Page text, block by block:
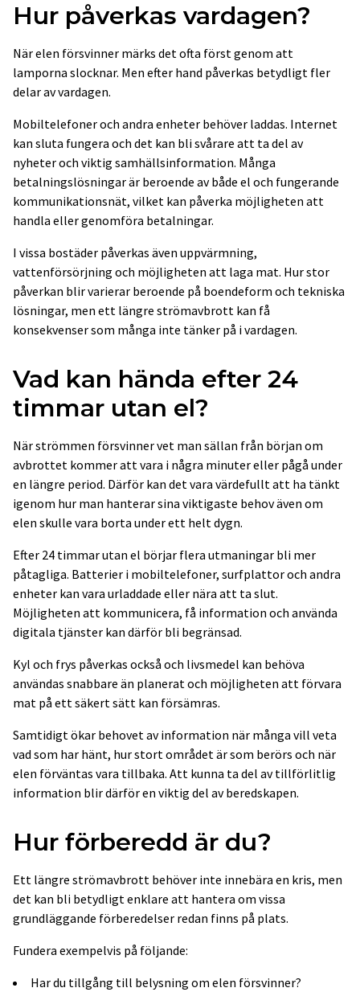
Hur påverkas vardagen?
När elen försvinner märks det ofta först genom att
lamporna slocknar. Men efter hand påverkas betydligt fler
delar av vardagen.
Mobiltelefoner och andra enheter behöver laddas. Internet
kan sluta fungera och det kan bli svårare att ta del av
nyheter och viktig samhällsinformation. Många
betalningslösningar är beroende av både el och fungerande
kommunikationsnät, vilket kan påverka möjligheten att
handla eller genomföra betalningar.
I vissa bostäder påverkas även uppvärmning,
vattenförsörjning och möjligheten att laga mat. Hur stor
påverkan blir varierar beroende på boendeform och tekniska
lösningar, men ett längre strömavbrott kan få
konsekvenser som många inte tänker på i vardagen.
Vad kan hända efter 24
timmar utan el?
När strömmen försvinner vet man sällan från början om
avbrottet kommer att vara i några minuter eller pågå under
en längre period. Därför kan det vara värdefullt att ha tänkt
igenom hur man hanterar sina viktigaste behov även om
elen skulle vara borta under ett helt dygn.
Efter 24 timmar utan el börjar flera utmaningar bli mer
påtagliga. Batterier i mobiltelefoner, surfplattor och andra
enheter kan vara urladdade eller nära att ta slut.
Möjligheten att kommunicera, få information och använda
digitala tjänster kan därför bli begränsad.
Kyl och frys påverkas också och livsmedel kan behöva
användas snabbare än planerat och möjligheten att förvara
mat på ett säkert sätt kan försämras.
Samtidigt ökar behovet av information när många vill veta
vad som har hänt, hur stort området är som berörs och när
elen förväntas vara tillbaka. Att kunna ta del av tillförlitlig
information blir därför en viktig del av beredskapen.
Hur förberedd är du?
Ett längre strömavbrott behöver inte innebära en kris, men
det kan bli betydligt enklare att hantera om vissa
grundläggande förberedelser redan finns på plats.
Fundera exempelvis på följande:
Har du tillgång till belysning om elen försvinner?